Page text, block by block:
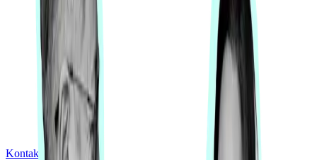
Kontakt aufnehmen